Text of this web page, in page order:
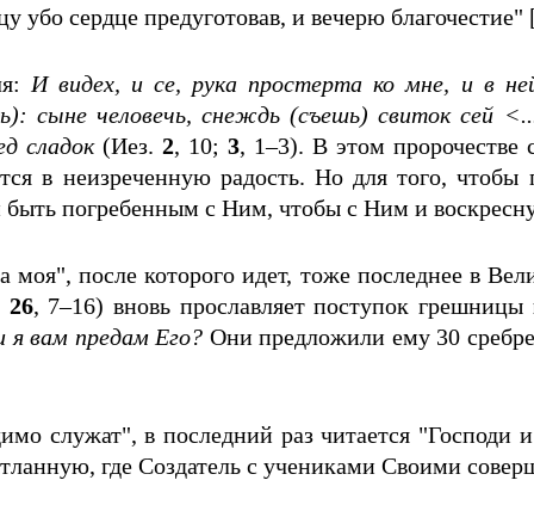
убо сердце предуготовав, и вечерю благочестие"
И видех, и се, рука простерта ко мне, и в
сыне человечь, снеждь (съешь) свиток сей
сладок(Иез. 2, 10; 3, 1–3). В этом пророчестве
в неизреченную радость. Но для того,
погребенным с Ним, чтобы с Ним и
после которого идет, тоже последнее в
26, 7–16) вновь прославляет поступок грешницы
вам предам Его? Они предложили ему 30
служат", в последний раз читается "Господи
где Создатель с учениками Своими